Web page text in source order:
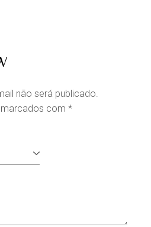
não será publicado.
marcados com*